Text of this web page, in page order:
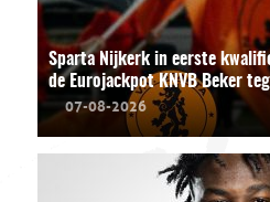
Sparta Nijkerk in eerste
de Eurojackpot KNVB Beker
07-08-2026